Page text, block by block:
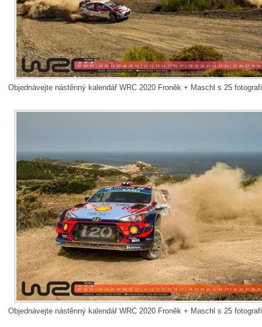
Objednávejte nástěnný kalendář WRC 2020 Froněk + Maschl s 25
Objednávejte nástěnný kalendář WRC 2020 Froněk + Maschl s 25